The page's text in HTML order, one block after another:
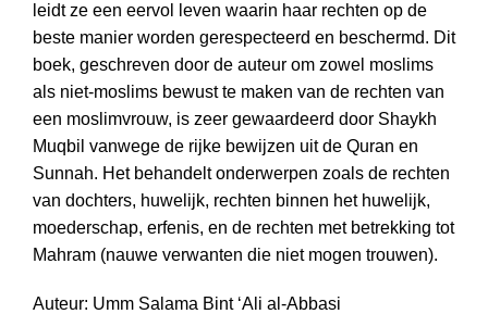
leidt ze een eervol leven waarin haar rechten op de
beste manier worden gerespecteerd en beschermd. Dit
boek, geschreven door de auteur om zowel moslims
als niet-moslims bewust te maken van de rechten van
een moslimvrouw, is zeer gewaardeerd door Shaykh
Muqbil vanwege de rijke bewijzen uit de Quran en
Sunnah. Het behandelt onderwerpen zoals de rechten
van dochters, huwelijk, rechten binnen het huwelijk,
moederschap, erfenis, en de rechten met betrekking tot
Mahram (nauwe verwanten die niet mogen trouwen).
Auteur: Umm Salama Bint ‘Ali al-Abbasi